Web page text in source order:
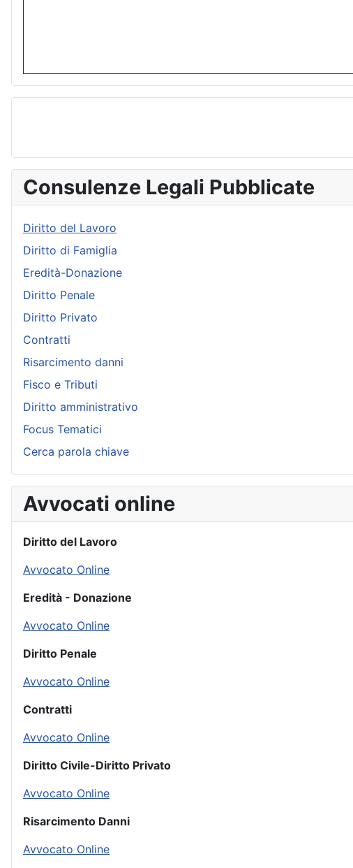
Consulenze Legali Pubblicate
Diritto del Lavoro
Diritto di Famiglia
Eredità-Donazione
Diritto Penale
Diritto Privato
Contratti
Risarcimento danni
Fisco e Tributi
Diritto amministrativo
Focus Tematici
Cerca parola chiave
Avvocati online
Diritto del Lavoro
Avvocato Online
Eredità - Donazione
Avvocato Online
Diritto Penale
Avvocato Online
Contratti
Avvocato Online
Diritto Civile-Diritto Privato
Avvocato Online
Risarcimento Danni
Avvocato Online